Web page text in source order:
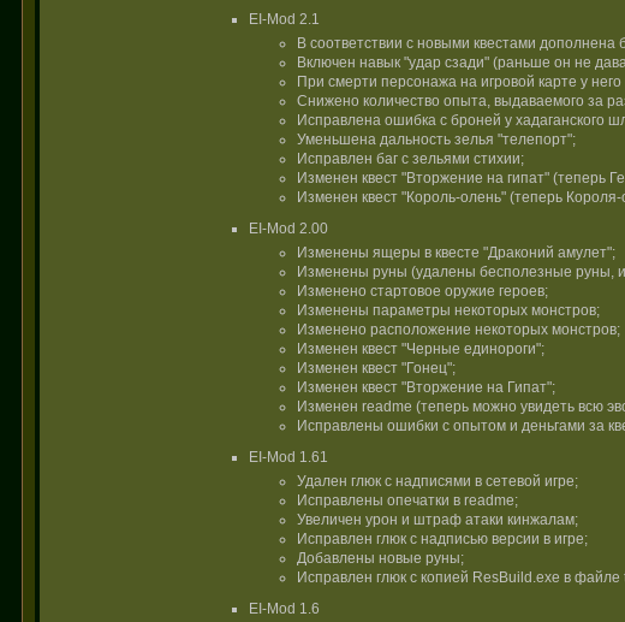
EI-Mod 2.1
В соответствии с новыми квестами дополнена
Включен навык "удар сзади" (раньше он не
При смерти персонажа на игровой карте у
Снижено количество опыта, выдаваемого за
Исправлена ошибка с броней у хадаганского
Уменьшена дальность зелья "телепорт";
Исправлен баг с зельями стихии;
Изменен квест "Вторжение на гипат" (теперь
Изменен квест "Король-олень" (теперь
EI-Mod 2.00
Изменены ящеры в квесте "Драконий амулет";
Изменены руны (удалены бесполезные руны,
Изменено стартовое оружие героев;
Изменены параметры некоторых монстров;
Изменено расположение некоторых монстров;
Изменен квест "Черные единороги";
Изменен квест "Гонец";
Изменен квест "Вторжение на Гипат";
Изменен readme (теперь можно увидеть всю
Исправлены ошибки с опытом и деньгами за
EI-Mod 1.61
Удален глюк с надписями в сетевой игре;
Исправлены опечатки в readme;
Увеличен урон и штраф атаки кинжалам;
Исправлен глюк с надписью версии в игре;
Добавлены новые руны;
Исправлен глюк с копией ResBuild.exe в файле
EI-Mod 1.6